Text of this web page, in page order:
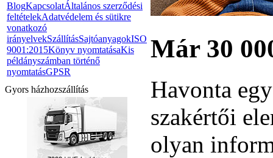
BlogKapcsolatÁltalános szerződési
feltételekAdatvédelem és sütikre
vonatkozó
irányelvekSzállításSajtóanyagokISO
9001:2015Könyv nyomtatásaKis
példányszámban történő
nyomtatásGPSR
Gyors házhozszállítás
Már 30
Havonta
szakértői
olyan